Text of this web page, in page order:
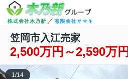
笠岡市入江売家
2,500万円～2,590万円
1/14